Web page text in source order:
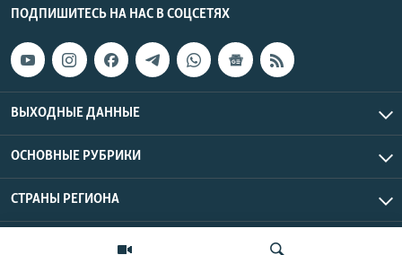
ПОДПИШИТЕСЬ НА НАС В СОЦСЕТЯХ
ВЫХОДНЫЕ ДАННЫЕ
ОСНОВНЫЕ РУБРИКИ
СТРАНЫ РЕГИОНА
Азаттык Азия © 2026 RFE/RL, Inc. | Все права защищены.